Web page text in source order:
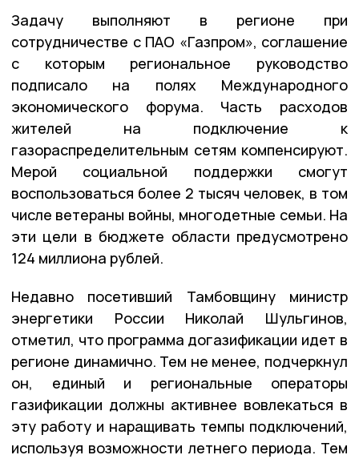
Задачу выполняют в регионе при
сотрудничестве с ПАО «Газпром», соглашение
с которым региональное руководство
подписало на полях Международного
экономического форума. Часть расходов
жителей на подключение к
газораспределительным сетям компенсируют.
Мерой социальной поддержки смогут
воспользоваться более 2 тысяч человек, в том
числе ветераны войны, многодетные семьи. На
эти цели в бюджете области предусмотрено
124 миллиона рублей.
Недавно посетивший Тамбовщину министр
энергетики России Николай Шульгинов,
отметил, что программа догазификации идет в
регионе динамично. Тем не менее, подчеркнул
он, единый и региональные операторы
газификации должны активнее вовлекаться в
эту работу и наращивать темпы подключений,
используя возможности летнего периода. Тем